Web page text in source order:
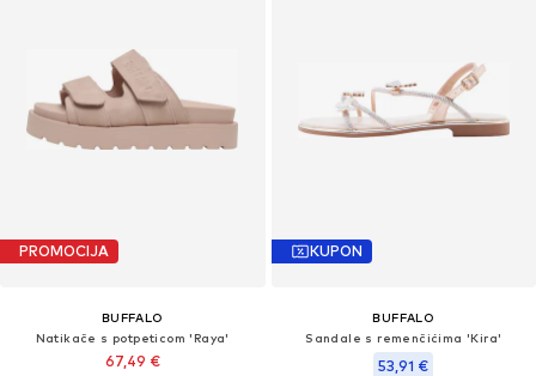
PROMOCIJA
BUFFALO
Natikače s potpeticom 'Raya'
67,49 €
KUPON
BUFFALO
Sandale s remenčićima 'Kira'
53,91 €